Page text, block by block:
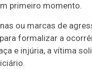
primeiro momento.
ou marcas de
formalizar a
e injúria, a vítima